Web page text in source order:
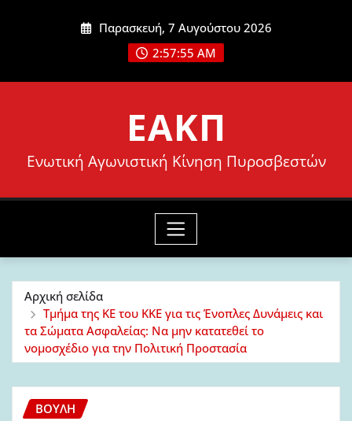
Παρασκευή, 7 Αυγούστου 2026
2:57:57 AM
ΕΑΚΠ
Ενωτική Αγωνιστική Κίνηση Πυροσβεστών
Αρχική σελίδα
Τμήμα της ΚΕ του ΚΚΕ για τις Ένοπλες Δυνάμεις και
τα Σώματα Ασφαλείας: Να μην κατατεθεί το
νομοσχέδιο για την Πολιτική Προστασία
ΒΟΥΛΉ